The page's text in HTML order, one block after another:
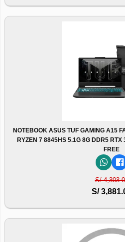
NOTEBOOK ASUS TUF GAMING A15
RYZEN 7 8845HS 5.1G 8G DDR5 RTX
FREE
S/
S/